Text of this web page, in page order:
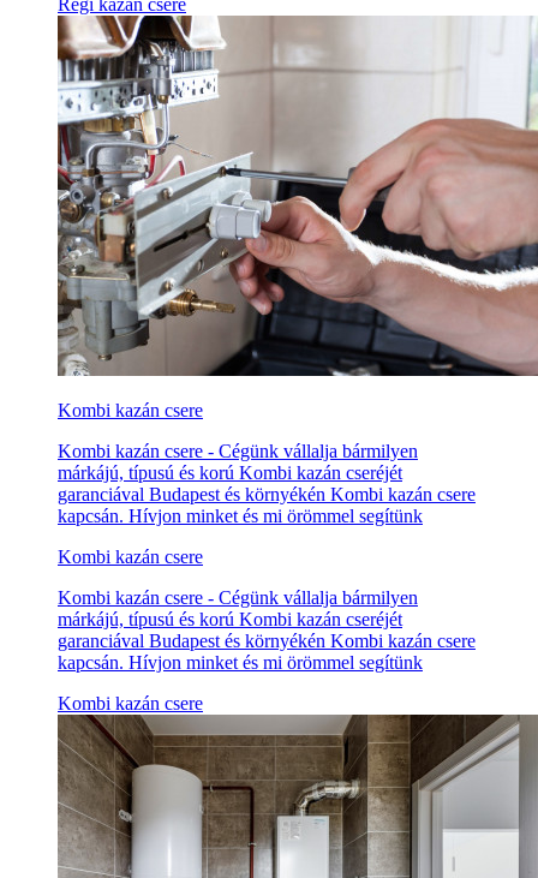
Régi kazán csere
Kombi kazán csere
Kombi kazán csere - Cégünk vállalja bármilyen
márkájú, típusú és korú Kombi kazán cseréjét
garanciával Budapest és környékén Kombi kazán csere
kapcsán. Hívjon minket és mi örömmel segítünk
Kombi kazán csere
Kombi kazán csere - Cégünk vállalja bármilyen
márkájú, típusú és korú Kombi kazán cseréjét
garanciával Budapest és környékén Kombi kazán csere
kapcsán. Hívjon minket és mi örömmel segítünk
Kombi kazán csere